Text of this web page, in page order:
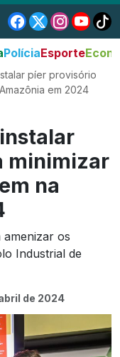
PolíciaEsporte
píer provisório
em 2024
minimizar
na
os
Industrial de
de 2024